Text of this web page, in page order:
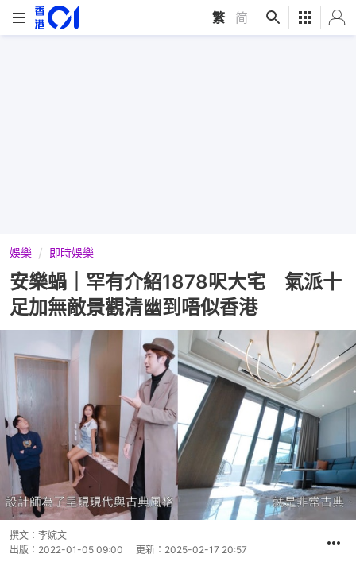
繁 简
娛樂 即時娛樂
安樂蝸｜罕有介紹1878呎大宅 氣派十
足加無敵景觀清幽到唔似香港
撰文： 李婉文
出版： 2022-01-05 09:00 更新： 2025-02-17 20:57